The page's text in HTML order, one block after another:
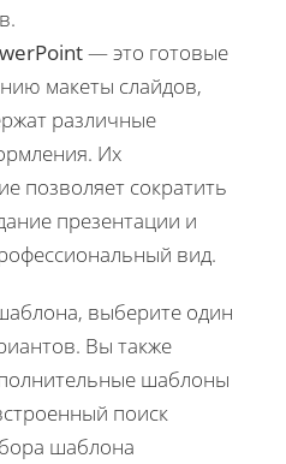
— это готовые
макеты слайдов,
различные
Их
позволяет сократить
презентации и
вид.
выберите один
Вы также
шаблоны
поиск
шаблона